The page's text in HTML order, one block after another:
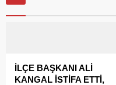
İLÇE BAŞKANI ALİ
KANGAL İSTİFA ETTİ,